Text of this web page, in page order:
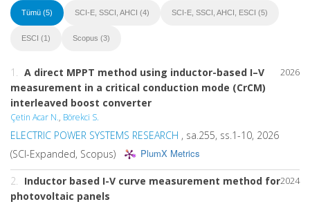
Tümü (5) SCI-E, SSCI, AHCI (4) SCI-E, SSCI, AHCI, ESCI (5)
ESCI (1) Scopus (3)
2026
1. A direct MPPT method using inductor-based I–V
measurement in a critical conduction mode (CrCM)
interleaved boost converter
Çetin Acar N., Börekci S.
ELECTRIC POWER SYSTEMS RESEARCH , sa.255, ss.1-10, 2026
(SCI-Expanded, Scopus)
PlumX Metrics
2024
2. Inductor based I-V curve measurement method for
photovoltaic panels